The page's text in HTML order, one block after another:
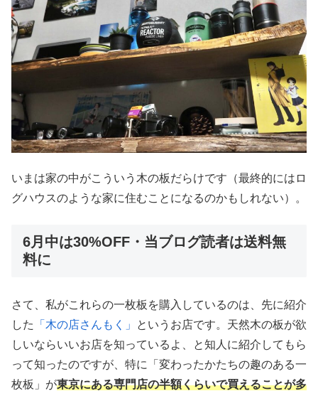
いまは家の中がこういう木の板だらけです（最終的にはロ
グハウスのような家に住むことになるのかもしれない）。
6月中は30%OFF・当ブログ読者は送料無
料に
さて、私がこれらの一枚板を購入しているのは、先に紹介
した
「木の店さんもく」
というお店です。天然木の板が欲
しいならいいお店を知っているよ、と知人に紹介してもら
って知ったのですが、特に「変わったかたちの趣のある一
枚板」が東京にある専門店の半額くらいで買えることが多